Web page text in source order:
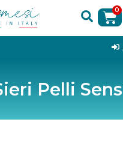
0
Pelli